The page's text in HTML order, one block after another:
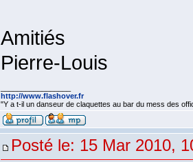
Amitiés
Pierre-Louis
http://www.flashover.fr
"Y a t-il un danseur de claquettes au bar du mess des
Posté le: 15 Mar 2010,